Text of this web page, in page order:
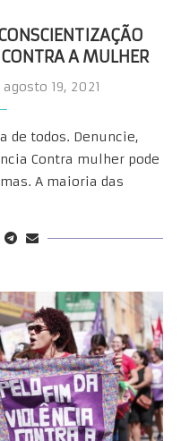
A MULHER
agosto 19, 2021
de todos. Denuncie,
Contra mulher pode
A maioria das